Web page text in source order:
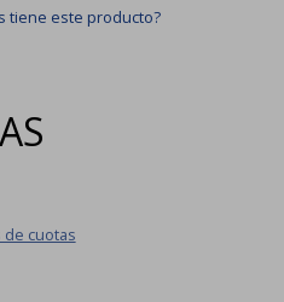
tiene este producto?
cuotas